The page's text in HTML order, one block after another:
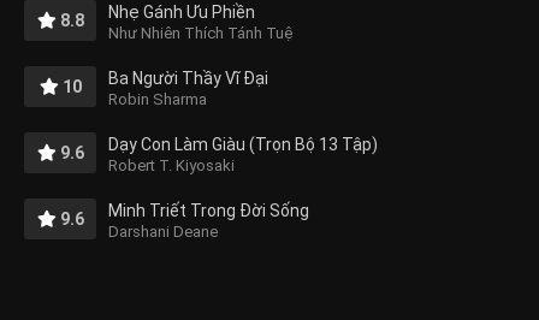
8.8 Nhẹ Gánh Ưu Phiền
Như Nhiên Thích Tánh Tuệ
10 Ba Người Thầy Vĩ Đại
Robin Sharma
9.6 Dạy Con Làm Giàu (Trọn Bộ 13 Tập)
Robert T. Kiyosaki
9.6 Minh Triết Trong Đời Sống
Darshani Deane